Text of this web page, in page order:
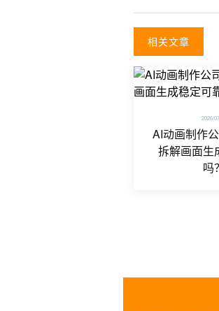
相关文章
2026/
AI动画制作
拆解画面生
吗